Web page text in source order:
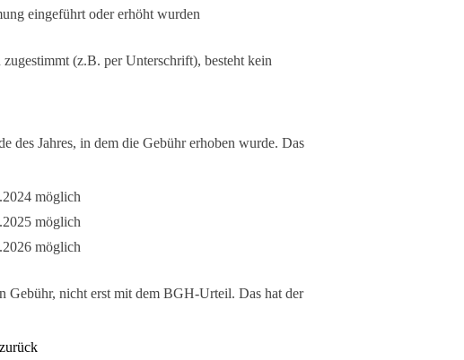
eingeführt oder erhöht wurden
(z.B. per Unterschrift), besteht kein
des Jahres, in dem die Gebühr erhoben wurde. Das
möglich
möglich
möglich
Gebühr, nicht erst mit dem BGH-Urteil. Das hat der